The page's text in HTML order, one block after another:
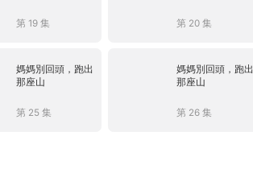
第 19 集 第 20 集
媽媽別回頭，跑出
那座山
第 25 集
媽媽別回頭，跑出
那座山
第 26 集